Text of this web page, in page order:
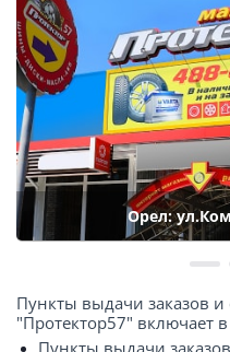
Орел:
Пункты выдачи заказов
"Протектор57" включает в
Пункты выдачи